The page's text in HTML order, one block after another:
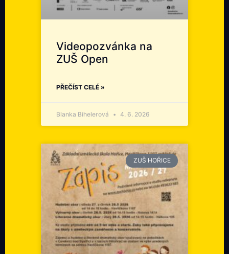
Videopozvánka na
ZUŠ Open
PŘEČÍST CELÉ »
Blanka Bihelerová 4. 6. 2026
ZUŠ HOŘICE